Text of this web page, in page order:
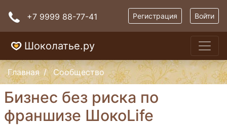
+7 9999 88-77-41 Регистрация Войти
Шоколатье.ру
Главная Сообщество
Бизнес без риска по
франшизе ШокоLife